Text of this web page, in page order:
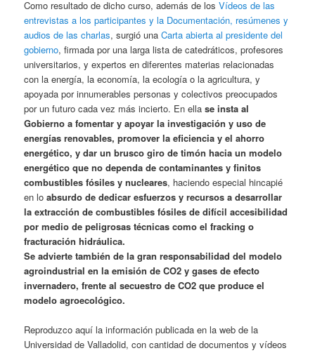
Como resultado de dicho curso, además de losVídeos de las
entrevistas a los participantes y la Documentación, resúmenes y
audios de las charlas, surgió unaCarta abierta al presidente del
gobierno, firmada por una larga lista de catedráticos, profesores
universitarios, y expertos en diferentes materias relacionadas
con la energía, la economía, la ecología o la agricultura, y
apoyada por innumerables personas y colectivos preocupados
por un futuro cada vez más incierto. En ellase insta al
Gobierno a fomentar y apoyar la investigación y uso de
energías renovables, promover la eficiencia y el ahorro
energético, y dar un brusco giro de timón hacia un modelo
energético que no dependa de contaminantes y finitos
combustibles fósiles y nucleares, haciendo especial hincapié
en loabsurdo de dedicar esfuerzos y recursos a desarrollar
la extracción de combustibles fósiles de difícil accesibilidad
por medio de peligrosas técnicas como el fracking o
fracturación hidráulica.
Se advierte también de la gran responsabilidad del modelo
agroindustrial en la emisión de CO2 y gases de efecto
invernadero, frente al secuestro de CO2 que produce el
modelo agroecológico.
Reproduzco aquí la información publicada en la web de la
Universidad de Valladolid, con cantidad de documentos y vídeos